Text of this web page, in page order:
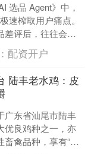
选品 Agent》中，
速榨取用户痛点。
差评后，往往会产
既然竞品功能单
配资开户
陆丰老水鸡：皮
广东省汕尾市陆丰
优良鸡种之一，亦
禽品种，享有“陆